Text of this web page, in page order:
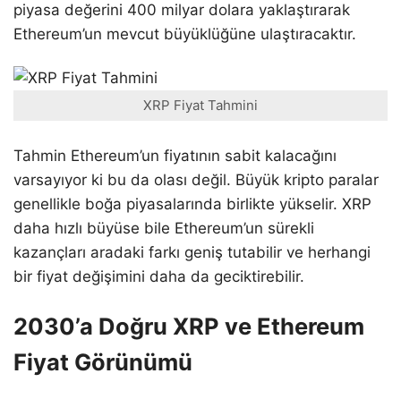
piyasa değerini 400 milyar dolara yaklaştırarak
Ethereum’un mevcut büyüklüğüne ulaştıracaktır.
XRP Fiyat Tahmini
Tahmin Ethereum’un fiyatının sabit kalacağını
varsayıyor ki bu da olası değil. Büyük kripto paralar
genellikle boğa piyasalarında birlikte yükselir. XRP
daha hızlı büyüse bile Ethereum’un sürekli
kazançları aradaki farkı geniş tutabilir ve herhangi
bir fiyat değişimini daha da geciktirebilir.
2030’a Doğru XRP ve Ethereum
Fiyat Görünümü